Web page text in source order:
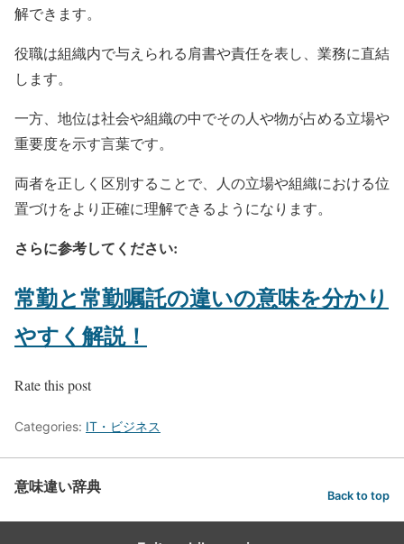
解できます。
役職は組織内で与えられる肩書や責任を表し、業務に直結
します。
一方、地位は社会や組織の中でその人や物が占める立場や
重要度を示す言葉です。
両者を正しく区別することで、人の立場や組織における位
置づけをより正確に理解できるようになります。
さらに参考してください:
常勤と常勤嘱託の違いの意味を分かり
やすく解説！
Rate this post
Categories: IT・ビジネス
意味違い辞典 Back to top